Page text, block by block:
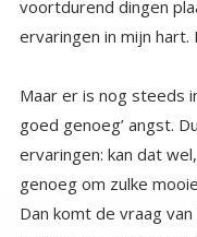
ervaringen in mijn
Maar er is nog steeds
goed genoeg’ angst.
ervaringen: kan dat
genoeg om zulke
Dan komt de vraag
voel me verrast
genoeg ben, genoeg
Maar in mijn hart zijn
Dus het gebeurt en
waarom begin je zelf
altijd twijfelend, maar
en vooral Jezus
Inmiddels voel ik me
spreek daar zoals ik